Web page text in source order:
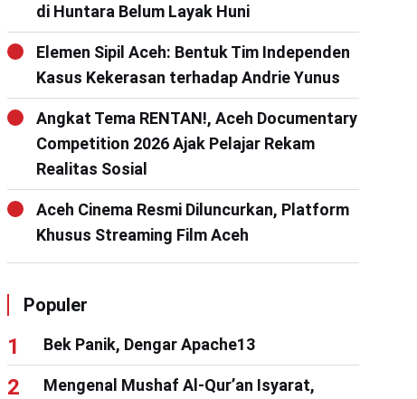
di Huntara Belum Layak Huni
Elemen Sipil Aceh: Bentuk Tim Independen
Kasus Kekerasan terhadap Andrie Yunus
Angkat Tema RENTAN!, Aceh Documentary
Competition 2026 Ajak Pelajar Rekam
Realitas Sosial
Aceh Cinema Resmi Diluncurkan, Platform
Khusus Streaming Film Aceh
Populer
Bek Panik, Dengar Apache13
Mengenal Mushaf Al-Qur’an Isyarat,